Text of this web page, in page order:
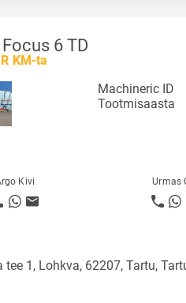
6 TD
KM-ta
Machineric ID
Tootmisaasta
Kivi Urmas
tee 1, Lohkva, 62207, Tartu,